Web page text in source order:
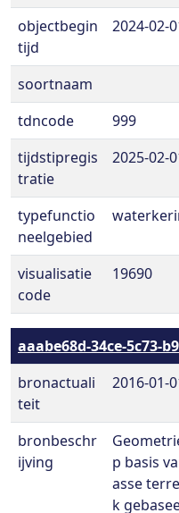
objectbegin
tijd
2024-02-
soortnaam
tdncode
999
tijdstipregis
tratie
2025-02-
typefunctio
neelgebied
visualisatie
code
19690
aaabe68d-34ce-5c73-
bronactuali
teit
2016-01-
bronbeschr
ijving
p basis
asse
k